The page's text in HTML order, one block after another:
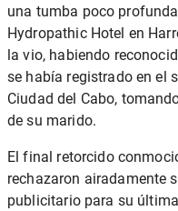
una tumba poco
Hydropathic Hotel en
la vio, habiendo
se había registrado en el
Ciudad del Cabo,
de su marido.
El final retorcido
rechazaron airadamente
publicitario para su